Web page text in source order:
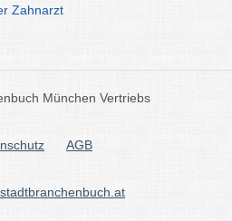
Zahnarzt
München Vertriebs
AGB
stadtbranchenbuch.at